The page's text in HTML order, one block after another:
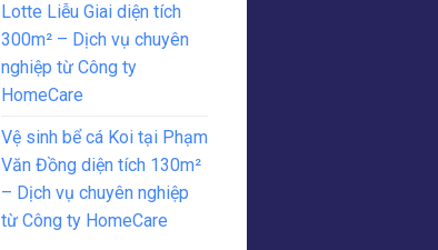
Lotte Liễu Giai diện tích
300m² – Dịch vụ chuyên
nghiệp từ Công ty
HomeCare
Vệ sinh bể cá Koi tại Phạm
Văn Đồng diện tích 130m²
– Dịch vụ chuyên nghiệp
từ Công ty HomeCare